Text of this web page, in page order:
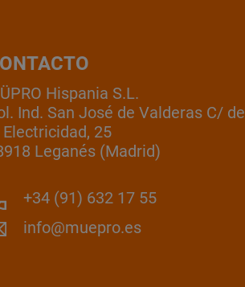
Hispania S.L.
Ind. San José de Valderas C/ de
Electricidad, 25
Leganés (Madrid)
+34 (91) 632 17 55
info@muepro.es